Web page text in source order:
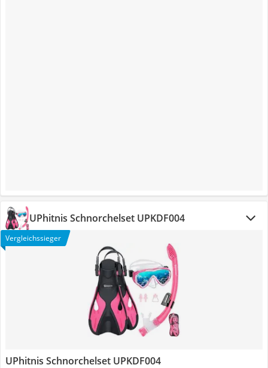
UPhitnis Schnorchelset ‎UPKDF004
Vergleichssieger
UPhitnis Schnorchelset ‎UPKDF004